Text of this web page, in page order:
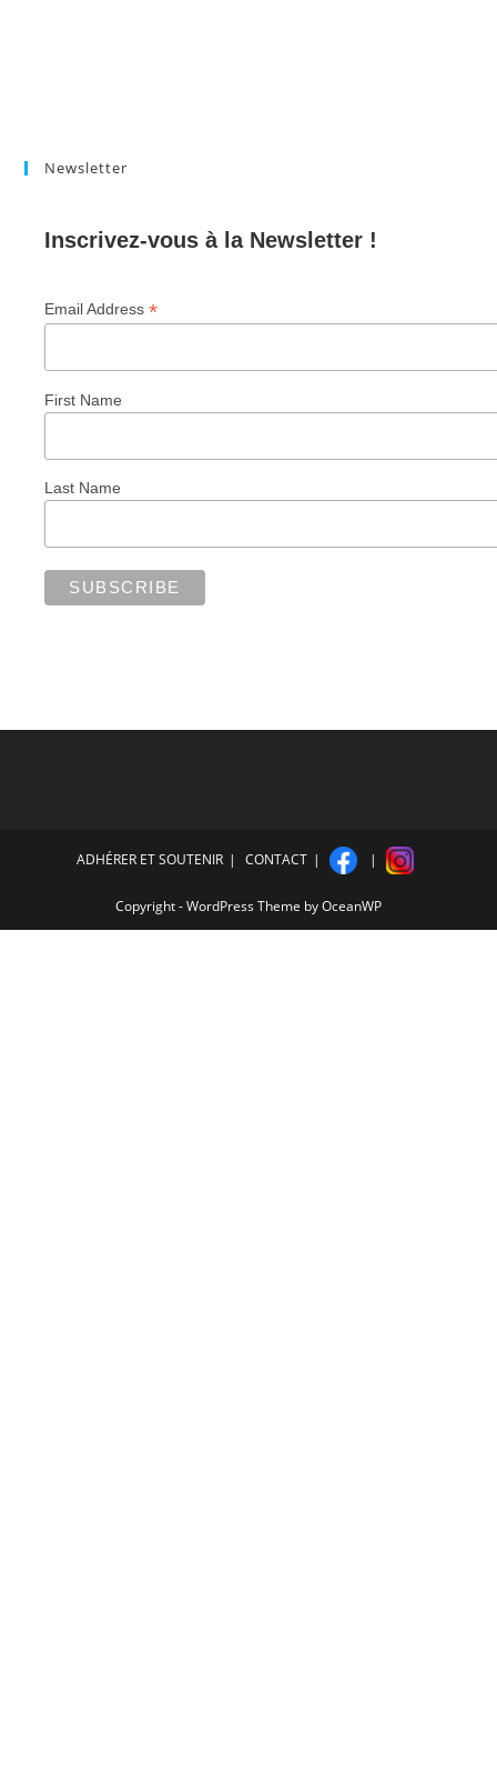
Newsletter
Inscrivez-vous à la Newsletter !
Email Address*
First Name
Last Name
ADHÉRER ET SOUTENIR CONTACT
Copyright - WordPress Theme by OceanWP